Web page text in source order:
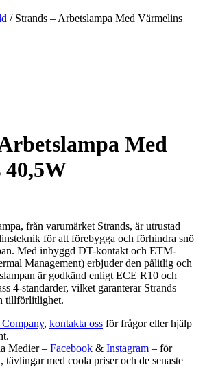
/ Strands – Arbetslampa Med Värmelins
Med
från varumärket Strands, är utrustad
för att förebygga och förhindra snö
Med inbyggd DT-kontakt och ETM-
Management) erbjuder den pålitlig och
är godkänd enligt ECE R10 och
4-standarder, vilket garanterar Strands
tillförlitlighet.
, kontakta oss för frågor eller hjälp
Medier – Facebook & Instagram – för
tävlingar med coola priser och de senaste